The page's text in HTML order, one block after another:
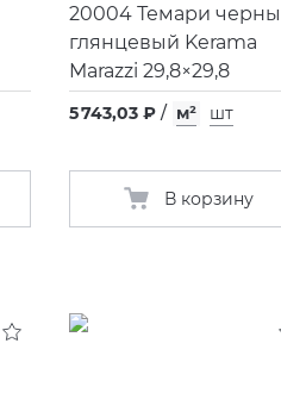
20004 Темари
глянцевый Kerama
Marazzi 29,8×29,8
5 743,03 ₽ / м² шт
В корзину